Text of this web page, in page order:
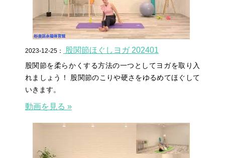
2023-12-25： 股関節ほぐしヨガ 202401
股関節を柔らかくする方法の一つとしてヨガを取り入
れましょう！ 股関節のこりや硬さをゆるめてほぐして
いきます。
動画を見る »